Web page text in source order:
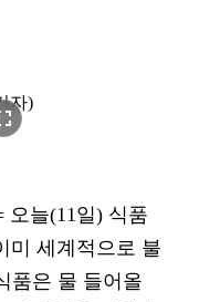
오늘(11일) 식품
미 세계적으로 불
품은 물 들어올